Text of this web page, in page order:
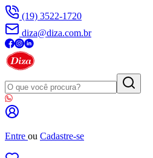
(19) 3522-1720
diza@diza.com.br
Entre ou Cadastre-se